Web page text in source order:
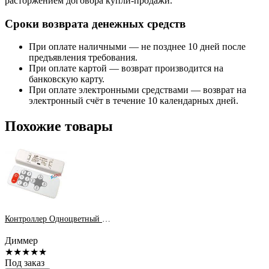
Сроки возврата денежных средств
При оплате наличными — не позднее 10 дней после
предъявления требования.
При оплате картой — возврат производится на
банковскую карту.
При оплате электронными средствами — возврат на
электронный счёт в течение 10 календарных дней.
Похожие товары
Диммер
★★★★★
Под заказ